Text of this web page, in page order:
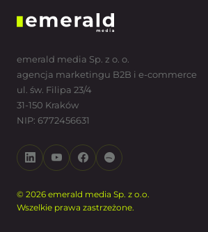
emerald media Sp. z o. o.
agencja marketingu B2B i e-commerce
ul. św. Filipa 23/4
31-150 Kraków
NIP: 6772456631
© 2026 emerald media Sp. z o.o.
Wszelkie prawa zastrzeżone.